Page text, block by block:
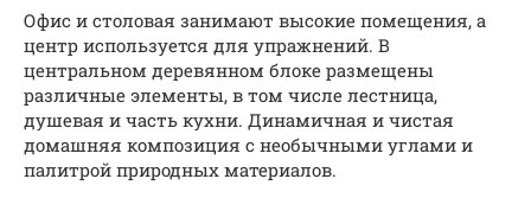
Офис и столовая занимают высокие помещения, а
центр используется для упражнений. В
центральном деревянном блоке размещены
различные элементы, в том числе лестница,
душевая и часть кухни. Динамичная и чистая
домашняя композиция с необычными углами и
палитрой природных материалов.